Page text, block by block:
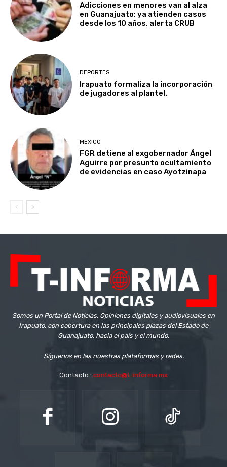
Adicciones en menores van al alza
en Guanajuato; ya atienden casos
desde los 10 años, alerta CRUB
DEPORTES
Irapuato formaliza la incorporación
de jugadores al plantel.
MÉXICO
FGR detiene al exgobernador Ángel
Aguirre por presunto ocultamiento
de evidencias en caso Ayotzinapa
Somos un Portal de Noticias, Opiniones digitales y audiovisuales en
Irapuato, con cobertura en las principales plazas del Estado de
Guanajuato, hacia el país y el mundo.
Síguenos en las nuestras plataformas y redes.
Contacto : contacto@t-informa.mx